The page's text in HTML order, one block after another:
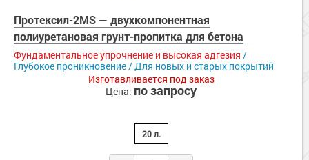
Протексил-2MS — двухкомпонентная
полиуретановая грунт-пропитка для бетона
Фундаментальное упрочнение и высокая адгезия /
Глубокое проникновение / Для новых и старых покрытий
Изготавливается под заказ
Цена: по запросу
20 л.